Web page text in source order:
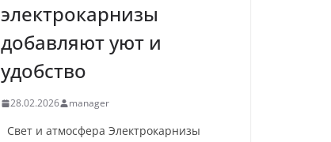
электрокарнизы
добавляют уют и
удобство
28.02.2026 manager
Свет и атмосфера Электрокарнизы